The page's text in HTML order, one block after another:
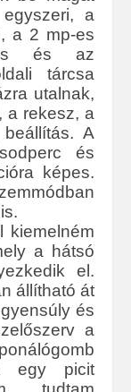
a
a 2 mp-es
és az
tárcsa
utalnak,
a rekesz, a
A
és
képes.
kiemelném
a hátsó
el.
állítható át
és
a
egy picit